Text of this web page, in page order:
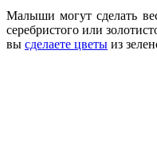
Малыши могут сделать
серебристого или
вы сделаете цветы из